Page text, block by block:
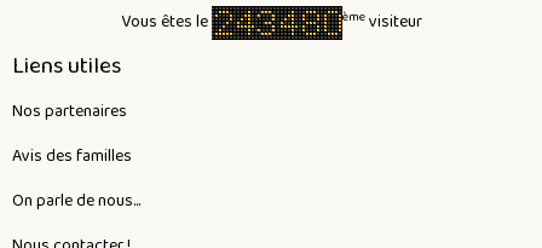
Vous êtes le èmevisiteur
Liens utiles
Nos partenaires
Avis des familles
On parle de nous...